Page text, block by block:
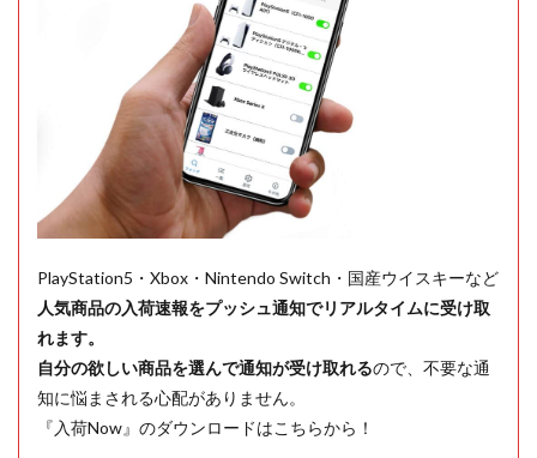
PlayStation5・Xbox・Nintendo Switch・国産ウイスキーなど
人気商品の入荷速報をプッシュ通知でリアルタイムに受け取
れます。
自分の欲しい商品を選んで通知が受け取れるので、不要な通
知に悩まされる心配がありません。
『入荷Now』のダウンロードはこちらから！